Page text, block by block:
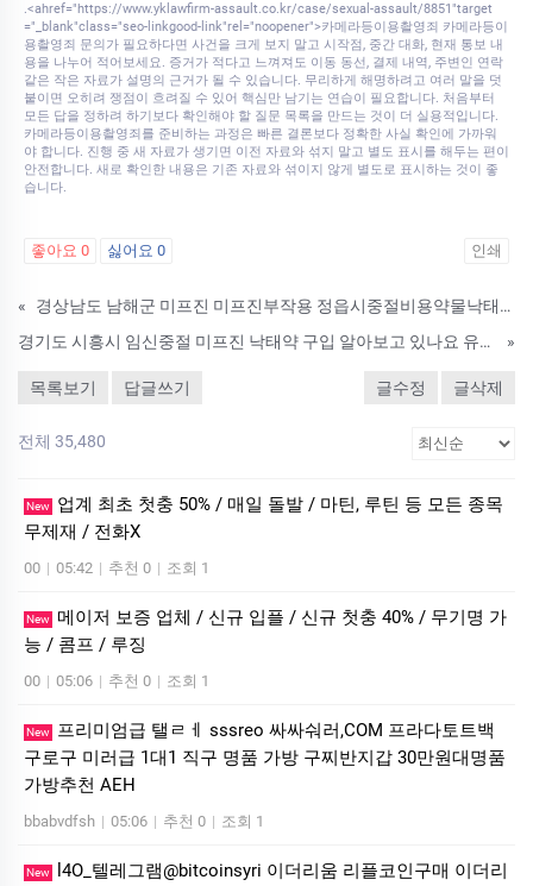
.<ahref="https://www.yklawfirm-assault.co.kr/case/sexual-assault/8851"target
="_blank"class="seo-linkgood-link"rel="noopener">카메라등이용촬영죄 카메라등이
용촬영죄 문의가 필요하다면 사건을 크게 보지 말고 시작점, 중간 대화, 현재 통보 내
용을 나누어 적어보세요. 증거가 적다고 느껴져도 이동 동선, 결제 내역, 주변인 연락
같은 작은 자료가 설명의 근거가 될 수 있습니다. 무리하게 해명하려고 여러 말을 덧
붙이면 오히려 쟁점이 흐려질 수 있어 핵심만 남기는 연습이 필요합니다. 처음부터
모든 답을 정하려 하기보다 확인해야 할 질문 목록을 만드는 것이 더 실용적입니다.
카메라등이용촬영죄를 준비하는 과정은 빠른 결론보다 정확한 사실 확인에 가까워
야 합니다. 진행 중 새 자료가 생기면 이전 자료와 섞지 말고 별도 표시를 해두는 편이
안전합니다. 새로 확인한 내용은 기존 자료와 섞이지 않게 별도로 표시하는 것이 좋
습니다.
좋아요 0 싫어요 0 인쇄
«
경상남도 남해군 미프진 미프진부작용 정읍시중절비용약물낙태가격 임신중절약미프진복용후 낙태흔적,안전성 약물낙태 부작용 비용 알아보기 임신초기자연낙태약구매대행 구입상담문의
경기도 시흥시 임신중절 미프진 낙태약 구입 알아보고 있나요 유산약구입구매사이트
»
목록보기 답글쓰기 글수정 글삭제
전체 35,480
New
업계 최초 첫충 50% / 매일 돌발 / 마틴, 루틴 등 모든 종목
무제재 / 전화X
00 | 05:42 | 추천 0 | 조회 1
New 메이저 보증 업체 / 신규 입플 / 신규 첫충 40% / 무기명 가
능 / 콤프 / 루징
00 | 05:06 | 추천 0 | 조회 1
New
프리미엄급 탤ㄹㅔ sssreo 싸싸숴러,COM 프라다토트백
구로구 미러급 1대1 직구 명품 가방 구찌반지갑 30만원대명품
가방추천 AEH
bbabvdfsh | 05:06 | 추천 0 | 조회 1
New
l4O_텔레그램@bitcoinsyri 이더리움 리플코인구매 이더리